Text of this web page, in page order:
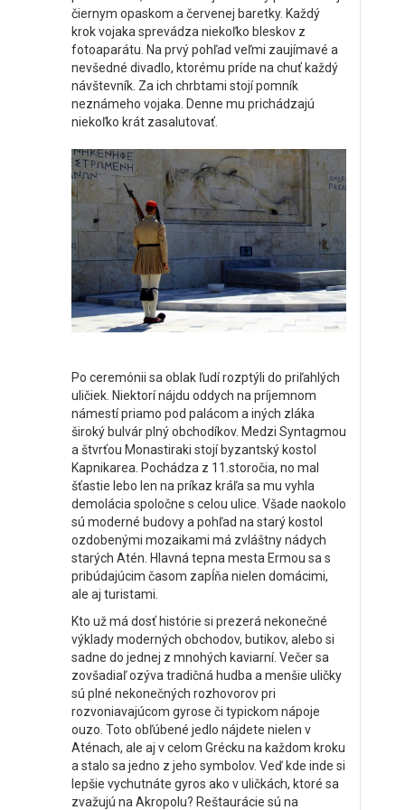
čiernym opaskom a červenej baretky. Každý
krok vojaka sprevádza niekoľko bleskov z
fotoaparátu. Na prvý pohľad veľmi zaujímavé a
nevšedné divadlo, ktorému príde na chuť každý
návštevník. Za ich chrbtami stojí pomník
neznámeho vojaka. Denne mu prichádzajú
niekoľko krát zasalutovať.
Po ceremónii sa oblak ľudí rozptýli do priľahlých
uličiek. Niektorí nájdu oddych na príjemnom
námestí priamo pod palácom a iných zláka
široký bulvár plný obchodíkov. Medzi Syntagmou
a štvrťou Monastiraki stojí byzantský kostol
Kapnikarea. Pochádza z 11.storočia, no mal
šťastie lebo len na príkaz kráľa sa mu vyhla
demolácia spoločne s celou ulice. Všade naokolo
sú moderné budovy a pohľad na starý kostol
ozdobenými mozaikami má zvláštny nádych
starých Atén. Hlavná tepna mesta Ermou sa s
pribúdajúcim časom zapĺňa nielen domácimi,
ale aj turistami.
Kto už má dosť histórie si prezerá nekonečné
výklady moderných obchodov, butikov, alebo si
sadne do jednej z mnohých kaviarní. Večer sa
zovšadiaľ ozýva tradičná hudba a menšie uličky
sú plné nekonečných rozhovorov pri
rozvoniavajúcom gyrose či typickom nápoje
ouzo. Toto obľúbené jedlo nájdete nielen v
Aténach, ale aj v celom Grécku na každom kroku
a stalo sa jedno z jeho symbolov. Veď kde inde si
lepšie vychutnáte gyros ako v uličkách, ktoré sa
zvažujú na Akropolu? Reštaurácie sú na